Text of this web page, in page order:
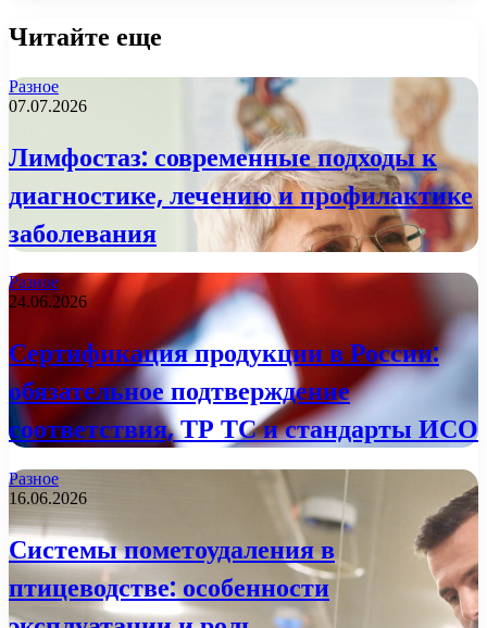
Читайте еще
Разное
07.07.2026
Лимфостаз: современные подходы к
диагностике, лечению и профилактике
заболевания
Разное
24.06.2026
Сертификация продукции в России:
обязательное подтверждение
соответствия, ТР ТС и стандарты ИСО
Разное
16.06.2026
Системы пометоудаления в
птицеводстве: особенности